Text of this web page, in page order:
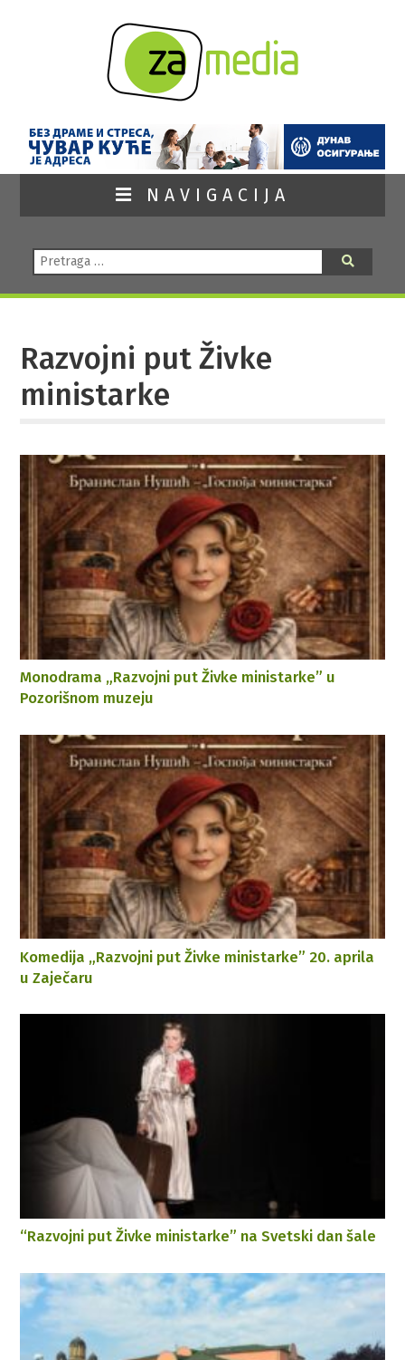
NAVIGACIJA
Pretraga:
Razvojni put Živke
ministarke
Monodrama „Razvojni put Živke ministarke” u
Pozorišnom muzeju
Komedija „Razvojni put Živke ministarke” 20. aprila
u Zaječaru
“Razvojni put Živke ministarke” na Svetski dan šale